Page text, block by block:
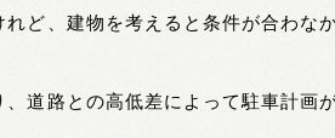
ど、建物を考えると条件が合わな
道路との高低差によって駐車計画